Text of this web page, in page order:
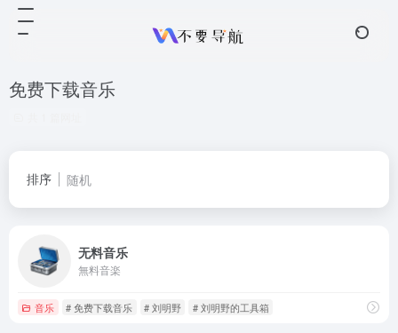
免费下载音乐
排序 随机
无料音乐
無料音楽
音乐 # 免费下载音乐 # 刘明野 # 刘明野的工具箱